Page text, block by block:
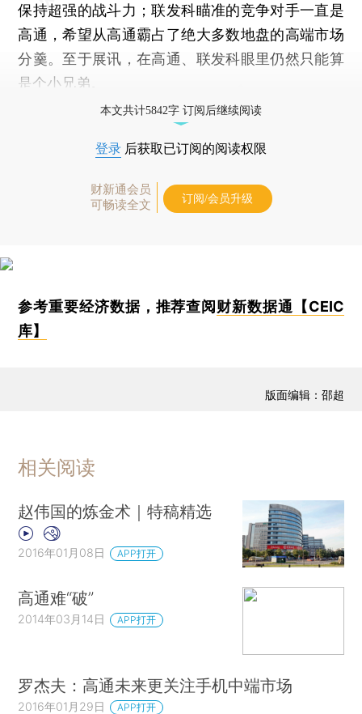
保持超强的战斗力；联发科瞄准的竞争对手一直是
高通，希望从高通霸占了绝大多数地盘的高端市场
分羹。至于展讯，在高通、联发科眼里仍然只能算
是个小兄弟。
本文共计5842字 订阅后继续阅读
登录 后获取已订阅的阅读权限
财新通会员
可畅读全文
订阅/会员升级
参考重要经济数据，推荐查阅 财新数据通【CEIC
库】
版面编辑：邵超
相关阅读
赵伟国的炼金术｜特稿精选
2016年01月08日 APP打开
高通难“破”
2014年03月14日 APP打开
罗杰夫：高通未来更关注手机中端市场
2016年01月29日 APP打开